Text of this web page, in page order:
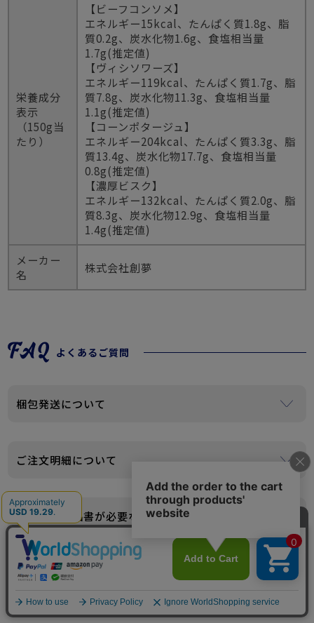
栄養成分
表示
（150g当
たり）
【ビーフコンソメ】
エネルギー15kcal、たんぱく質1.8g、脂
質0.2g、炭水化物1.6g、食塩相当量
1.7g(推定値)
【ヴィシソワーズ】
エネルギー119kcal、たんぱく質1.7g、脂
質7.8g、炭水化物11.3g、食塩相当量
1.1g(推定値)
【コーンポタージュ】
エネルギー204kcal、たんぱく質3.3g、脂
質13.4g、炭水化物17.7g、食塩相当量
0.8g(推定値)
【濃厚ビスク】
エネルギー132kcal、たんぱく質2.0g、脂
質8.3g、炭水化物12.9g、食塩相当量
1.4g(推定値)
メーカー
名
株式会社創夢
よくあるご質問
梱包発送について
場合がございます。
ご注文明細について
個人情報保護、資源保護などSDGsの観点から、当店では納
品書・請求書・領収書等は一切商品に同封しておりませ
ん。
また、ご注文時に届くメールに金額などの明細がございま
すので、金額等の分かる明細書は老いれ致しておりませ
ん。
領収書・納品書が必要な場合
購入履歴の注文詳細より領収書・納品書が発行できます。
※ご注文時に領収書希望の旨をご連絡いただく必要はございません。
※後払いをご利用の場合は発行できません。振込用紙の控えをご利用くだ
さい。
別便での発送について
出荷拠点が２カ所となるため、ご注文頂いた商品によって